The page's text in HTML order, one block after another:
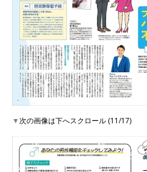
▼次の画像は下へスクロール (11/17)